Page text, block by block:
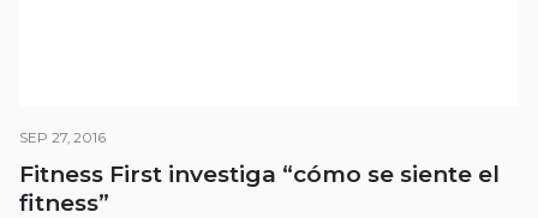
SEP 27, 2016
Fitness First investiga “cómo se siente el
fitness”